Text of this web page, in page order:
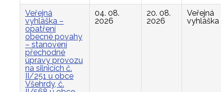
Veřejná
vyhláška –
opatření
obecné povahy
– stanovení
přechodné
úpravy provozu
na silnicích č.
II/251 u obce
Všehrdy, č.
04. 08.
2026
20. 08.
2026
Veřejná
vyhláška